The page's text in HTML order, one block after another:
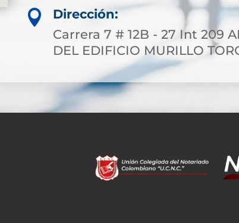

Dirección:
Carrera 7 # 12B - 27 Int 209
DEL EDIFICIO MURILLO